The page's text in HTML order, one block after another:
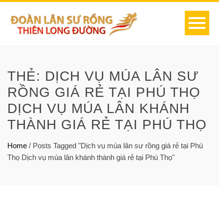
THẺ: DỊCH VỤ MÚA LÂN SƯ
RỒNG GIÁ RẺ TẠI PHÚ THỌ
DỊCH VỤ MÚA LÂN KHÁNH
THÀNH GIÁ RẺ TẠI PHÚ THỌ
Home / Posts Tagged "Dịch vụ múa lân sư rồng giá rẻ tại Phú
Thọ Dịch vụ múa lân khánh thành giá rẻ tại Phú Thọ"